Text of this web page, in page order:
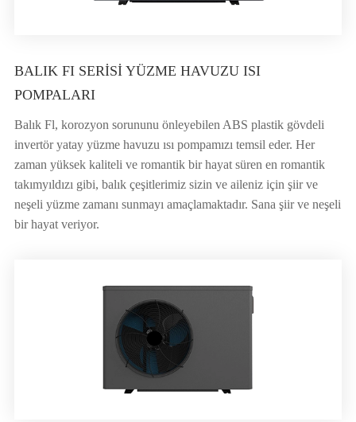
BALIK FI SERISI YÜZME HAVUZU ISI
POMPALARI
Balık Fl, korozyon sorununu önleyebilen ABS plastik gövdeli
invertör yatay yüzme havuzu ısı pompamızı temsil eder. Her
zaman yüksek kaliteli ve romantik bir hayat süren en romantik
takımyıldızı gibi, balık çeşitlerimiz sizin ve aileniz için şiir ve
neşeli yüzme zamanı sunmayı amaçlamaktadır. Sana şiir ve neşeli
bir hayat veriyor.